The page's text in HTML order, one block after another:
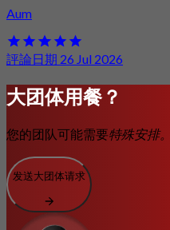
Aum
評論日期 26 Jul 2026
大团体用餐？
您的团队可能需要特殊安排。
发送大团体请求